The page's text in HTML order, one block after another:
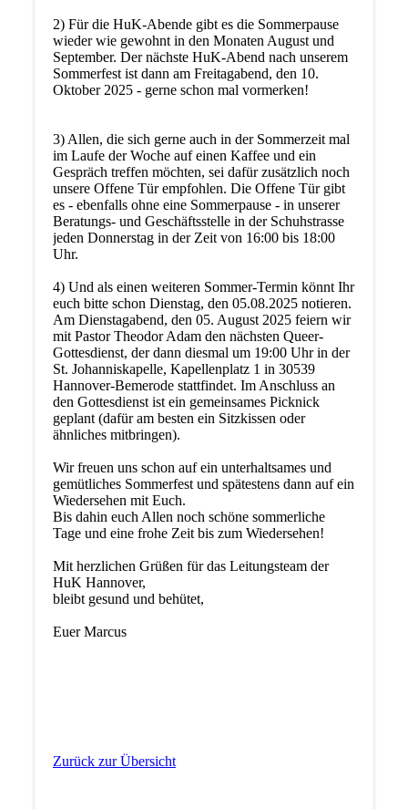
2) Für die HuK-Abende gibt es die Sommerpause
wieder wie gewohnt in den Monaten August und
September. Der nächste HuK-Abend nach unserem
Sommerfest ist dann am Freitagabend, den 10.
Oktober 2025 - gerne schon mal vormerken!
3) Allen, die sich gerne auch in der Sommerzeit mal
im Laufe der Woche auf einen Kaffee und ein
Gespräch treffen möchten, sei dafür zusätzlich noch
unsere Offene Tür empfohlen. Die Offene Tür gibt
es - ebenfalls ohne eine Sommerpause - in unserer
Beratungs- und Geschäftsstelle in der Schuhstrasse
jeden Donnerstag in der Zeit von 16:00 bis 18:00
Uhr.
4) Und als einen weiteren Sommer-Termin könnt Ihr
euch bitte schon Dienstag, den 05.08.2025 notieren.
Am Dienstagabend, den 05. August 2025 feiern wir
mit Pastor Theodor Adam den nächsten Queer-
Gottesdienst, der dann diesmal um 19:00 Uhr in der
St. Johanniskapelle, Kapellenplatz 1 in 30539
Hannover-Bemerode stattfindet. Im Anschluss an
den Gottesdienst ist ein gemeinsames Picknick
geplant (dafür am besten ein Sitzkissen oder
ähnliches mitbringen).
Wir freuen uns schon auf ein unterhaltsames und
gemütliches Sommerfest und spätestens dann auf ein
Wiedersehen mit Euch.
Bis dahin euch Allen noch schöne sommerliche
Tage und eine frohe Zeit bis zum Wiedersehen!
Mit herzlichen Grüßen für das Leitungsteam der
HuK Hannover,
bleibt gesund und behütet,
Euer Marcus
Zurück zur Übersicht